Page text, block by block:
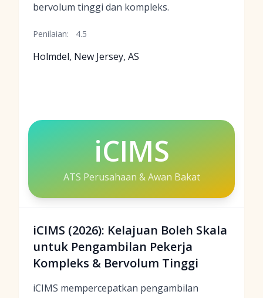
bervolum tinggi dan kompleks.
Penilaian: 4.5
Holmdel, New Jersey, AS
iCIMS
ATS Perusahaan & Awan Bakat
iCIMS (2026): Kelajuan Boleh Skala
untuk Pengambilan Pekerja
Kompleks & Bervolum Tinggi
iCIMS mempercepatkan pengambilan